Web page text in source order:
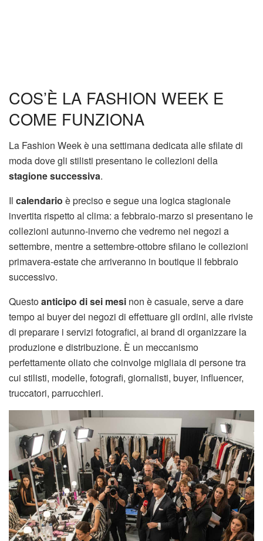
COS’È LA FASHION WEEK E
COME FUNZIONA
La Fashion Week è una settimana dedicata alle sfilate di
moda dove gli stilisti presentano le collezioni della
stagione successiva.
Il calendario è preciso e segue una logica stagionale
invertita rispetto al clima: a febbraio-marzo si presentano le
collezioni autunno-inverno che vedremo nei negozi a
settembre, mentre a settembre-ottobre sfilano le collezioni
primavera-estate che arriveranno in boutique il febbraio
successivo.
Questoanticipo di sei mesi non è casuale, serve a dare
tempo ai buyer dei negozi di effettuare gli ordini, alle riviste
di preparare i servizi fotografici, ai brand di organizzare la
produzione e distribuzione. È un meccanismo
perfettamente oliato che coinvolge migliaia di persone tra
cui stilisti, modelle, fotografi, giornalisti, buyer, influencer,
truccatori, parrucchieri.